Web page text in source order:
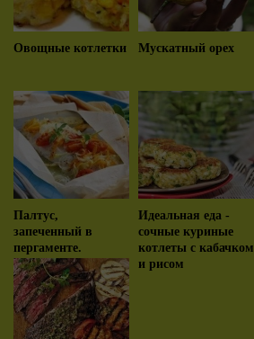
Овощные котлетки Мускатный орех
Палтус,
запеченный в
пергаменте.
Идеальная еда -
сочные куриные
котлеты с кабачком
и рисом